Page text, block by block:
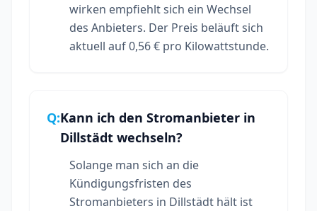
wirken empfiehlt sich ein Wechsel
des Anbieters. Der Preis beläuft sich
aktuell auf 0,56 € pro Kilowattstunde.
Q:Kann ich den Stromanbieter in
Dillstädt wechseln?
Solange man sich an die
Kündigungsfristen des
Stromanbieters in Dillstädt hält ist